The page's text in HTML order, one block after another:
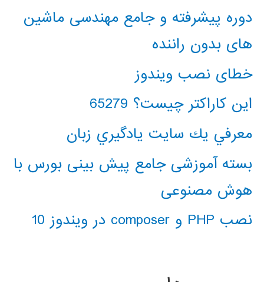
دوره پیشرفته و جامع مهندسی ماشین
های بدون راننده
خطای نصب ویندوز
این کاراکتر چیست؟ 65279
معرفي يك سايت يادگيري زبان
بسته آموزشی جامع پیش بینی بورس با
هوش مصنوعی
نصب PHP و composer در ویندوز 10